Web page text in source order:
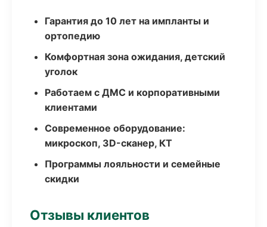
Гарантия до 10 лет на импланты и
ортопедию
Комфортная зона ожидания, детский
уголок
Работаем с ДМС и корпоративными
клиентами
Современное оборудование:
микроскоп, 3D-сканер, КТ
Программы лояльности и семейные
скидки
Отзывы клиентов